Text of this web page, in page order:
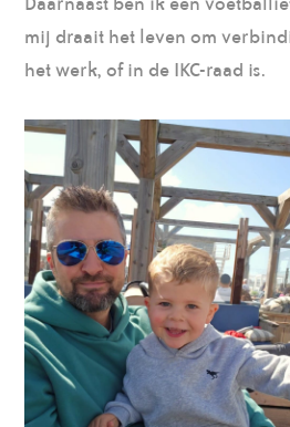
mij draait het leven om
het werk, of in de IKC-raad is.